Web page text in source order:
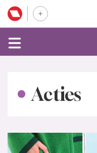
Acties